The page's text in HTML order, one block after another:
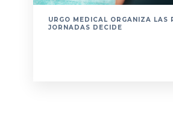
URGO MEDICAL ORGANIZA LAS
JORNADAS DECIDE